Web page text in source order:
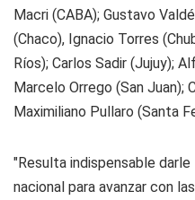
Macri (CABA); Gustavo
(Chaco), Ignacio Torres
Ríos); Carlos Sadir (Jujuy);
Marcelo Orrego (San Juan);
Maximiliano Pullaro (Santa
"Resulta indispensable
nacional para avanzar con